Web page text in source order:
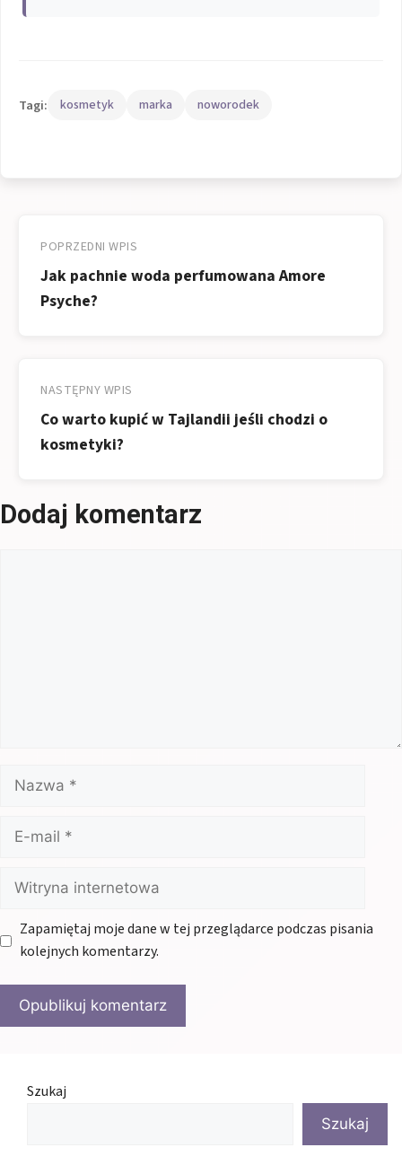
Tagi: kosmetyk marka noworodek
wpisu
POPRZEDNI WPIS
Jak pachnie woda perfumowana Amore
Psyche?
NASTĘPNY WPIS
Co warto kupić w Tajlandii jeśli chodzi o
kosmetyki?
Dodaj komentarz
Nazwa
mail
Witryna
internetowa
Zapamiętaj moje dane w tej przeglądarce podczas pisania
kolejnych komentarzy.
Szukaj
Szukaj